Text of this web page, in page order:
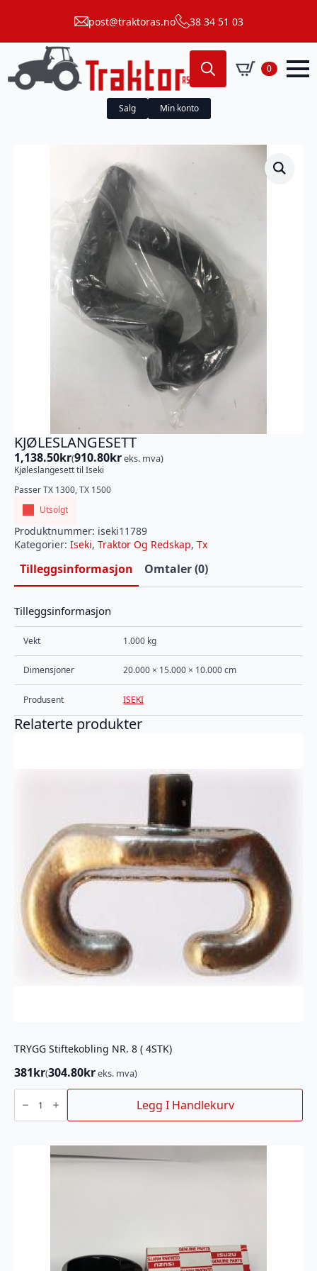
post@traktoras.no 38 34 51 03
Search
for:
0
Salg Min konto
KJØLESLANGESETT
1,138.50kr(910.80kreks. mva)
Kjøleslangesett til Iseki
Passer TX 1300, TX 1500
Utsolgt
Produktnummer: iseki11789
Kategorier: Iseki, Traktor Og Redskap, Tx
Tilleggsinformasjon Omtaler (0)
Tilleggsinformasjon
Vekt 1.000 kg
Dimensjoner 20.000 × 15.000 × 10.000 cm
Produsent ISEKI
Relaterte produkter
TRYGG Stiftekobling NR. 8 ( 4STK)
381kr(304.80kreks. mva)
TRYGG
Stiftekobling
NR.
8
Legg I Handlekurv